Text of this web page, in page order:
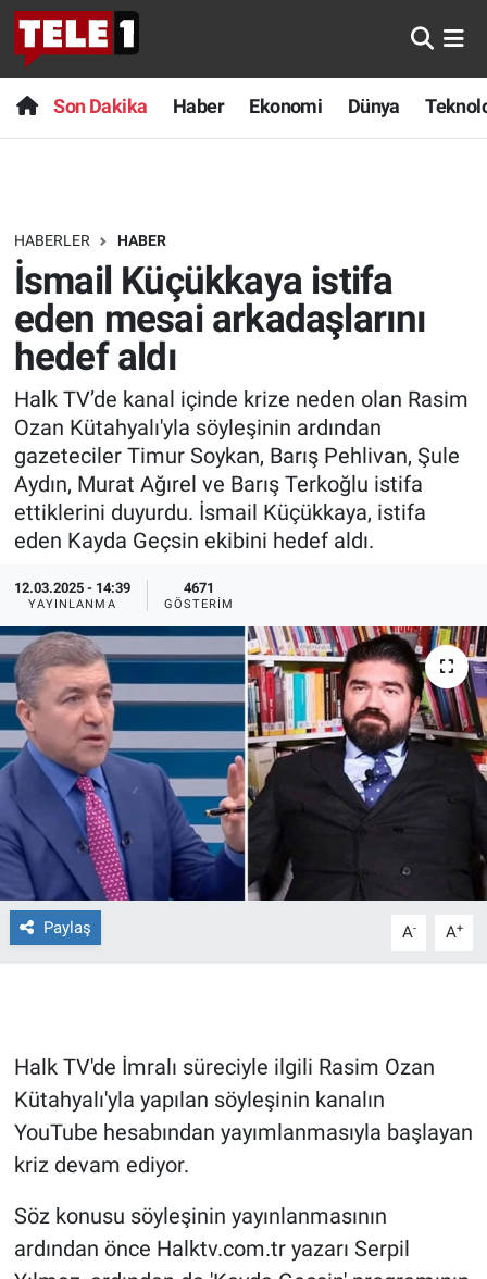
Son Dakika Haber Ekonomi Dünya
HABERLER HABER
İsmail Küçükkaya istifa
eden mesai arkadaşlarını
hedef aldı
Halk TV’de kanal içinde krize neden olan Rasim
Ozan Kütahyalı'yla söyleşinin ardından
gazeteciler Timur Soykan, Barış Pehlivan, Şule
Aydın, Murat Ağırel ve Barış Terkoğlu istifa
ettiklerini duyurdu. İsmail Küçükkaya, istifa
eden Kayda Geçsin ekibini hedef aldı.
12.03.2025 - 14:39
YAYINLANMA
4671
GÖSTERIM
Paylaş A- A+
Halk TV'de İmralı süreciyle ilgili Rasim Ozan
Kütahyalı'yla yapılan söyleşinin kanalın
YouTube hesabından yayımlanmasıyla başlayan
kriz devam ediyor.
Söz konusu söyleşinin yayınlanmasının
ardından önce Halktv.com.tr yazarı Serpil
Anında Manşet
Başka Sohbetler
Bilim turu
Bilim ve Teknoloji Evreni
Doğa Konuşuyor
Dünya
Ege Saati
Ege'den Esintiler
Eğitim
Eğlence
Ekonomi
Forum
Gerçeğin İzinde
Gün Başlıyor
Gün Bitiyor
Günün görüntüsü
Haber
Kimdir
Son Dakika
Haber
Dünya
Sağlık
Spor
Yayın Akışı
İletişim
Nöbetçi Eczaneler
Hava Durumu
Trafik Durumu
Süper Lig Puan Durumu ve Fikstür
Tüm Manşetler
Son Dakika Haberleri
Haber Arşivi